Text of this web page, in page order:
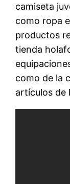
camiseta
como ropa
productos
tienda
como de la
artículos de